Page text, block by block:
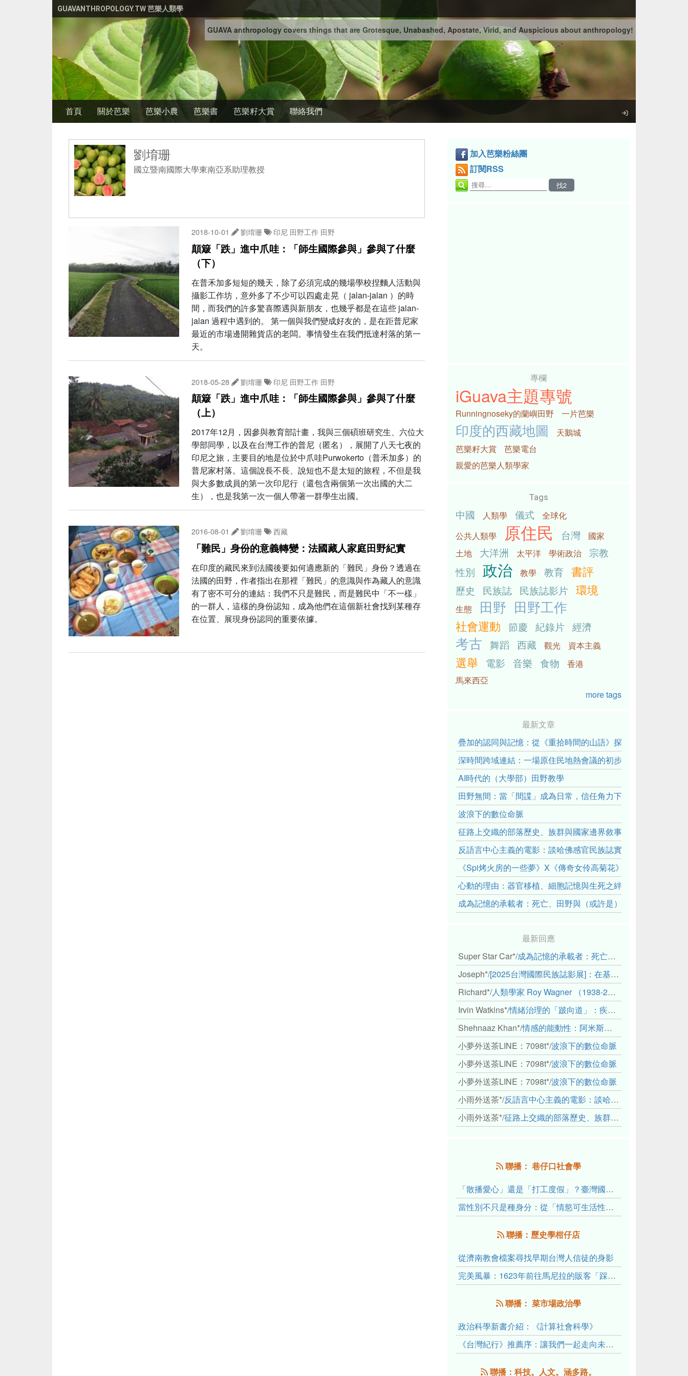
GUAVANTHROPOLOGY.TW 芭樂人類學
GUAVA anthropology covers things that are Grotesque, Unabashed, Apostate, Virid, and Auspicious about anthropology!
首頁 關於芭樂 芭樂小農 芭樂書 芭樂籽大賞 聯絡我們
劉堉珊
國立暨南國際大學東南亞系助理教授
2018-10-01 劉堉珊 印尼 田野工作 田野
顛簸「跌」進中爪哇：「師生國際參與」參與了什麼
（下）
在普禾加多短短的幾天，除了必須完成的幾場學校捏麵人活動與
攝影工作坊，意外多了不少可以四處走晃（ jalan-jalan ）的時
間，而我們的許多驚喜際遇與新朋友，也幾乎都是在這些 jalan-
jalan 過程中遇到的。 第一個與我們變成好友的，是在距普尼家
最近的市場邊開雜貨店的老闆。事情發生在我們抵達村落的第一
天。
2018-05-28 劉堉珊 印尼 田野工作 田野
顛簸「跌」進中爪哇：「師生國際參與」參與了什麼
（上）
2017年12月，因參與教育部計畫，我與三個碩班研究生、六位大
學部同學，以及在台灣工作的普尼（匿名），展開了八天七夜的
印尼之旅，主要目的地是位於中爪哇Purwokerto（普禾加多）的
普尼家村落。這個說長不長、說短也不是太短的旅程，不但是我
與大多數成員的第一次印尼行（還包含兩個第一次出國的大二
生），也是我第一次一個人帶著一群學生出國。
2016-08-01 劉堉珊 西藏
「難民」身份的意義轉變：法國藏人家庭田野紀實
在印度的藏民來到法國後要如何適應新的「難民」身份？透過在
法國的田野，作者指出在那裡「難民」的意識與作為藏人的意識
有了密不可分的連結：我們不只是難民，而是難民中「不一樣」
的一群人，這樣的身份認知，成為他們在這個新社會找到某種存
在位置、展現身份認同的重要依據。
加入芭樂粉絲團
訂閱RSS
專欄
iGuava主題專號
Runningnoseky的蘭嶼田野 一片芭樂
印度的西藏地圖
天鵝城
芭樂籽大賞
芭樂電台
親愛的芭樂人類學家
Tags
中國 人類學 儀式
全球化
公共人類學
原住民 台灣
國家
土地
大洋洲 太平洋 學術政治
宗教
性別 政治 教學 教育 書評
歷史 民族誌 民族誌影片 環境
生態 田野 田野工作
社會運動 節慶 紀錄片 經濟
考古 舞蹈 西藏 觀光 資本主義
選舉 電影 音樂 食物
香港
馬來西亞
more tags
最新文章
疊加的認同與記憶：從《重拾時間的山語》探討「我們的」立
深時間跨域連結：一場原住民地熱會議的初步觀察
AI時代的（大學部）田野教學
田野無間：當「間諜」成為日常，信任角力下的情感伏流
波浪下的數位命脈
征路上交織的部落歷史、族群與國家邊界敘事： 《路有多長》
反語言中心主義的電影：談哈佛感官民族誌實驗室
《Spi烤火房的一些夢》X《傳奇女伶高菊花》： 透過紀錄片
心動的理由：器官移植、細胞記憶與生死之絆
成為記憶的承載者：死亡、田野與（或許是）人類學的成年禮
最新回應
Super Star Car*/成為記憶的承載者：死亡、田野與（或許是）人類學的成年禮
Joseph*/[2025台灣國際民族誌影展]：在基礎設施的邊緣，聆聽人的呼吸
Richard*/人類學家 Roy Wagner （1938-2018）
Irvin Watkins*/情緒治理的「跛向道」：疾病與文化象徵的轉變舉例
Shehnaaz Khan*/情感的能動性：阿米斯音樂節的「對話觀察」
小夢外送茶LINE：7098t*/波浪下的數位命脈
小夢外送茶LINE：7098t*/波浪下的數位命脈
小夢外送茶LINE：7098t*/波浪下的數位命脈
小雨外送茶*/反語言中心主義的電影：談哈佛感官民族誌實驗室
小雨外送茶*/征路上交織的部落歷史、族群與國家邊界敘事： 《路有多長》、《高砂的翅膀》、《檔案／李光輝》
聯播： 巷仔口社會學
「散播愛心」還是「打工度假」？臺灣國內與跨國捐卵的利他修辭、金錢動機與身體代價
當性別不只是種身分：從「情慾可生活性」理解跨性別者的身體、慾望與認同探索
聯播：歷史學柑仔店
從濟南教會檔案尋找早期台灣人信徒的身影
完美風暴：1623年前往馬尼拉的販客「踩線團」怎麼會困死於澎湖?
聯播： 菜市場政治學
政治科學新書介紹：《計算社會科學》
《台灣紀行》推薦序：讓我們一起走向未來文明的備忘錄
聯播：科技。人文。涵多路。